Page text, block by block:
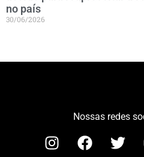
no país
30/06/2026
Nossas redes